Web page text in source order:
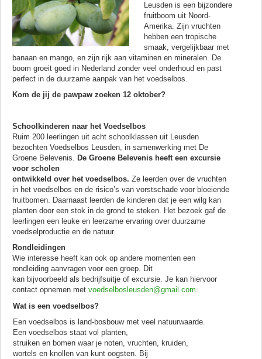
Leusden is een bijzondere
fruitboom uit Noord-
Amerika. Zijn vruchten
hebben een tropische
smaak, vergelijkbaar met
banaan en mango, en zijn rijk aan vitaminen en mineralen. De
boom groeit goed in Nederland zonder veel onderhoud en past
perfect in de duurzame aanpak van het voedselbos.
Kom de jij de pawpaw zoeken 12 oktober?
Schoolkinderen naar het Voedselbos
Ruim 200 leerlingen uit acht schoolklassen uit Leusden
bezochten Voedselbos Leusden, in samenwerking met De
Groene Belevenis. De Groene Belevenis heeft een excursie
voor scholen
ontwikkeld over het voedselbos. Ze leerden over de vruchten
in het voedselbos en de risico’s van vorstschade voor bloeiende
fruitbomen. Daarnaast leerden de kinderen dat je een wilg kan
planten door een stok in de grond te steken. Het bezoek gaf de
leerlingen een leuke en leerzame ervaring over duurzame
voedselproductie en de natuur.
Rondleidingen
Wie interesse heeft kan ook op andere momenten een
rondleiding aanvragen voor een groep. Dit
kan bijvoorbeeld als bedrijfsuitje of excursie. Je kan hiervoor
contact opnemen met voedselbosleusden@gmail.com.
Wat is een voedselbos?
Een voedselbos is land-bosbouw met veel natuurwaarde.
Een voedselbos staat vol planten,
struiken en bomen waar je noten, vruchten, kruiden,
wortels en knollen van kunt oogsten. Bij